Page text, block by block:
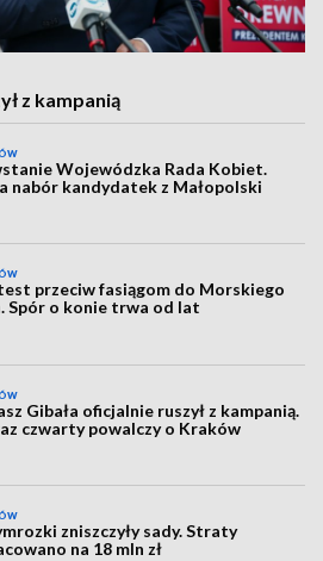
z kampanią
Wojewódzka Rada Kobiet.
nabór kandydatek z Małopolski
przeciw fasiągom do Morskiego
Spór o konie trwa od lat
Gibała oficjalnie ruszył z kampanią.
czwarty powalczy o Kraków
zniszczyły sady. Straty
na 18 mln zł